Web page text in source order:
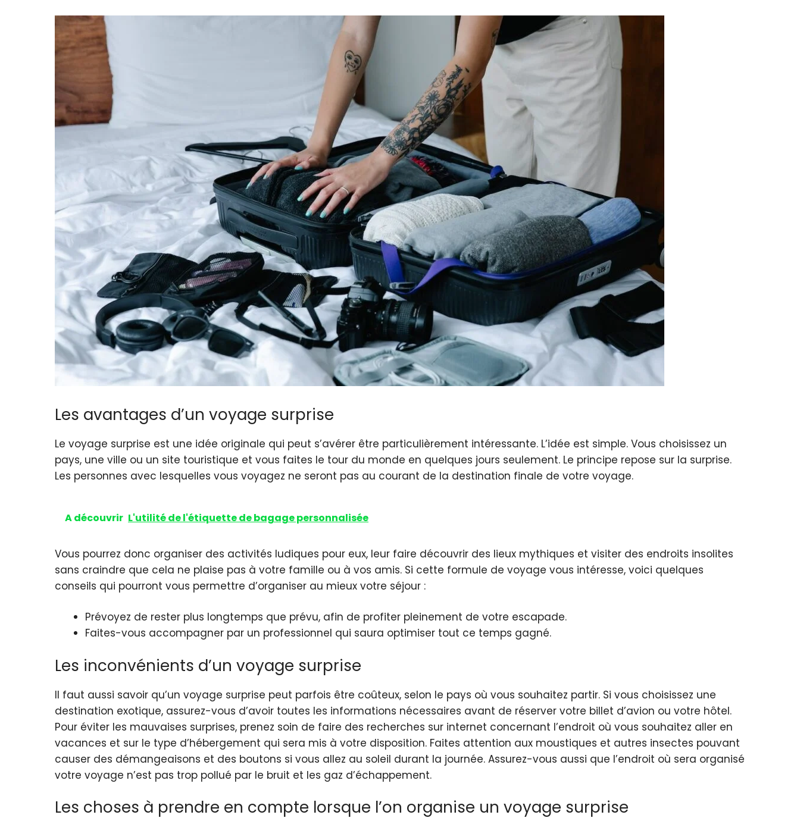
Les avantages d’un voyage surprise
Le voyage surprise est une idée originale qui peut s’avérer être particulièrement intéressante. L’idée est simple. Vous choisissez un
pays, une ville ou un site touristique et vous faites le tour du monde en quelques jours seulement. Le principe repose sur la surprise.
Les personnes avec lesquelles vous voyagez ne seront pas au courant de la destination finale de votre voyage.
A découvrir L'utilité de l'étiquette de bagage personnalisée
Vous pourrez donc organiser des activités ludiques pour eux, leur faire découvrir des lieux mythiques et visiter des endroits insolites
sans craindre que cela ne plaise pas à votre famille ou à vos amis. Si cette formule de voyage vous intéresse, voici quelques
conseils qui pourront vous permettre d’organiser au mieux votre séjour :
Prévoyez de rester plus longtemps que prévu, afin de profiter pleinement de votre escapade.
Faites-vous accompagner par un professionnel qui saura optimiser tout ce temps gagné.
Les inconvénients d’un voyage surprise
Il faut aussi savoir qu’un voyage surprise peut parfois être coûteux, selon le pays où vous souhaitez partir. Si vous choisissez une
destination exotique, assurez-vous d’avoir toutes les informations nécessaires avant de réserver votre billet d’avion ou votre hôtel.
Pour éviter les mauvaises surprises, prenez soin de faire des recherches sur internet concernant l’endroit où vous souhaitez aller en
vacances et sur le type d’hébergement qui sera mis à votre disposition. Faites attention aux moustiques et autres insectes pouvant
causer des démangeaisons et des boutons si vous allez au soleil durant la journée. Assurez-vous aussi que l’endroit où sera organisé
votre voyage n’est pas trop pollué par le bruit et les gaz d’échappement.
Les choses à prendre en compte lorsque l’on organise un voyage surprise